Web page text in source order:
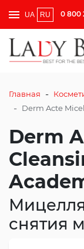
UA RU 0 800
Главная -
- Derm Acte
Derm
снятия